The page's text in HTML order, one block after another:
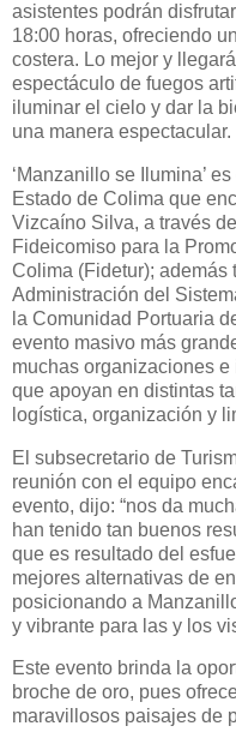
asistentes podrán
18:00 horas, ofreciendo
costera. Lo mejor y
espectáculo de fuegos
iluminar el cielo y dar la
una manera espectacular.
‘Manzanillo se Ilumina’
Estado de Colima que
Vizcaíno Silva, a través
Fideicomiso para la
Colima (Fidetur); además
Administración del
la Comunidad Portuaria
evento masivo más
muchas organizaciones
que apoyan en distintas
logística, organización y
El subsecretario de
reunión con el equipo
evento, dijo: “nos da
han tenido tan buenos
que es resultado del
mejores alternativas de
posicionando a
y vibrante para las y los
Este evento brinda la
broche de oro, pues
maravillosos paisajes de